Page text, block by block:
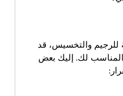
للرجيم والتخسيس، قد
المناسب لك. إليك بعض